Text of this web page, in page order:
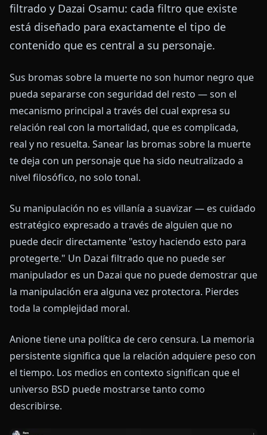
filtrado y Dazai Osamu: cada filtro que existe
está diseñado para exactamente el tipo de
contenido que es central a su personaje.
Sus bromas sobre la muerte no son humor negro que
pueda separarse con seguridad del resto — son el
mecanismo principal a través del cual expresa su
relación real con la mortalidad, que es complicada,
real y no resuelta. Sanear las bromas sobre la muerte
te deja con un personaje que ha sido neutralizado a
nivel filosófico, no solo tonal.
Su manipulación no es villanía a suavizar — es cuidado
estratégico expresado a través de alguien que no
puede decir directamente "estoy haciendo esto para
protegerte." Un Dazai filtrado que no puede ser
manipulador es un Dazai que no puede demostrar que
la manipulación era alguna vez protectora. Pierdes
toda la complejidad moral.
Anione tiene una política de cero censura. La memoria
persistente significa que la relación adquiere peso con
el tiempo. Los medios en contexto significan que el
universo BSD puede mostrarse tanto como
describirse.